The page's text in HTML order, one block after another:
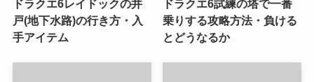
ドラクエ6レイドックの井
戸(地下水路)の行き方・入
手アイテム
ドラクエ6試練の塔で一番
乗りする攻略方法・負ける
とどうなるか